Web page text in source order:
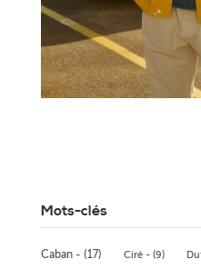
Mots-clés
Caban - (17) Ciré - (9)